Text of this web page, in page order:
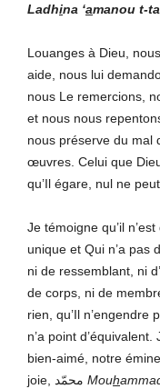
Ladhina ‘amanou t-ta
Louanges à Dieu,
aide, nous lui
nous Le remercions,
et nous nous
nous préserve du mal
œuvres. Celui que
qu’Il égare, nul ne
Je témoigne qu’il
unique et Qui n’a pas
ni de ressemblant, ni
de corps, ni de
rien, qu’Il n’engendre
n’a point
bien-aimé, notre
Mouh